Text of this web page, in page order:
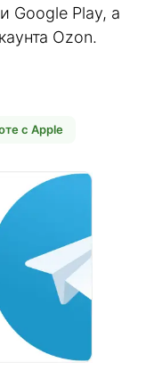
Google Play, а
Ozon.
с Apple